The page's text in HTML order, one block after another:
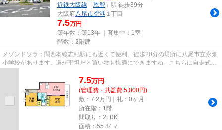
近鉄大阪線 「恩智 」駅 徒歩39分
大阪府八尾市空港 １丁目
7.5万円
築年数：築13年 ｜募集中： 1室
階数：2階建
メゾンドソラ：関西本線志紀駅にも近くて便利。徒歩20分の場所に八尾市立永畑
小学校があります。道が平坦だと買い物も快適にできますね。こちらは自走式駐
車場付きの物件です。できる...
7.5万円
(管理費・共益費 5,000円)
敷：7.2万円｜礼：0ヶ月
所在階：1階
間取り：2LDK
面積：55.84㎡